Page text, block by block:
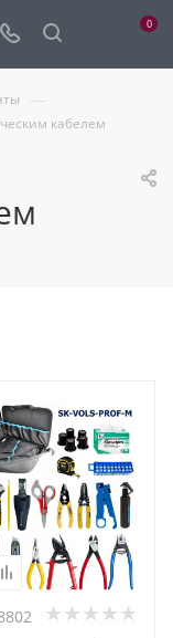
0
—
кабелем